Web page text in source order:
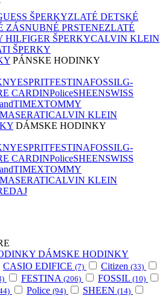
ŠPERKYZLATÉ DETSKÉ
ZÁSNUBNÉ PRSTENEZLATÉ
HILFIGER ŠPERKYCALVIN KLEIN
ŠPERKY
PÁNSKE HODINKY
ESPRITFESTINAFOSSILG-
CARDINPoliceSHEENSWISS
TIMEXTOMMY
MASERATICALVIN KLEIN
DÁMSKE HODINKY
ESPRITFESTINAFOSSILG-
CARDINPoliceSHEENSWISS
TIMEXTOMMY
MASERATICALVIN KLEIN
DÁMSKE HODINKY
CASIO EDIFICE (7) Citizen (33)
FESTINA (206) FOSSIL (10)
Police (94) SHEEN (14)